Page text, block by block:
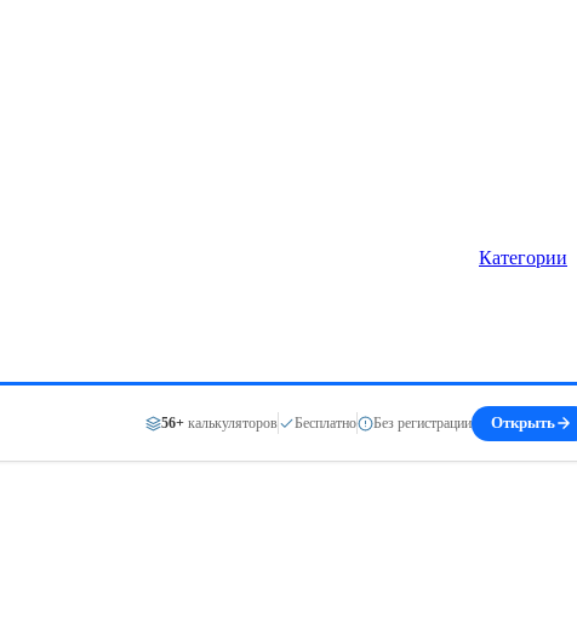
Категории
56+ калькуляторов Бесплатно Без регистрации Открыть